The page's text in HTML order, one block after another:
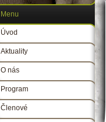
Menu
Úvod
Aktuality
O nás
Program
Členové